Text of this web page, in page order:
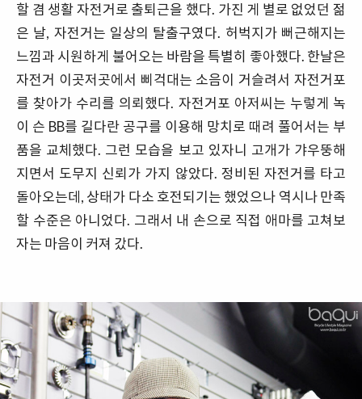
할 겸 생활 자전거로 출퇴근을 했다. 가진 게 별로 없었던 젊
은 날, 자전거는 일상의 탈출구였다. 허벅지가 뻐근해지는
느낌과 시원하게 불어오는 바람을 특별히 좋아했다. 한날은
자전거 이곳저곳에서 삐걱대는 소음이 거슬려서 자전거포
를 찾아가 수리를 의뢰했다. 자전거포 아저씨는 누렇게 녹
이 슨 BB를 길다란 공구를 이용해 망치로 때려 풀어서는 부
품을 교체했다. 그런 모습을 보고 있자니 고개가 갸우뚱해
지면서 도무지 신뢰가 가지 않았다. 정비된 자전거를 타고
돌아오는데, 상태가 다소 호전되기는 했었으나 역시나 만족
할 수준은 아니었다. 그래서 내 손으로 직접 애마를 고쳐보
자는 마음이 커져 갔다.